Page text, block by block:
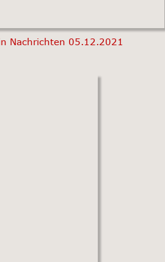
Nachrichten 05.12.2021